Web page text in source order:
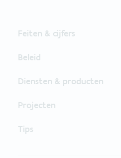
Feiten & cijfers
Beleid
Diensten & producten
Projecten
Tips